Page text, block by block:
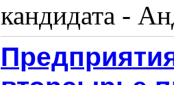
кандидата -